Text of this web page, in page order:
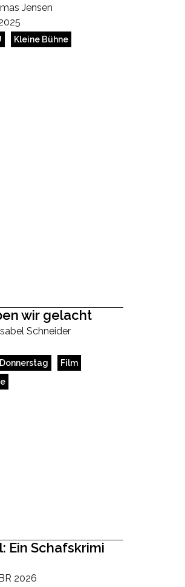
Jensen
Kleine Bühne
wir gelacht
Schneider
Film
Ein Schafskrimi
2026